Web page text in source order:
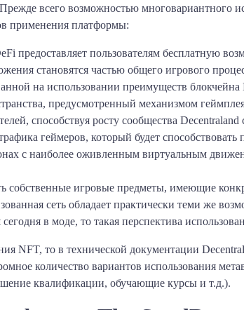
всего возможностью многовариантного
применения платформы:
предоставляет пользователям бесплатную
становятся частью общего игрового
на использовании преимуществ блокчейна
предусмотренный механизмом
способствуя росту сообщества
геймеров, который будет
с наиболее оживленным виртуальным
собственные игровые предметы, имеющие
сеть обладает практически теми же
в моде, то такая перспектива
NFT, то в технической документации
количество вариантов использования
квалификации, обучающие курсы и т.д.).